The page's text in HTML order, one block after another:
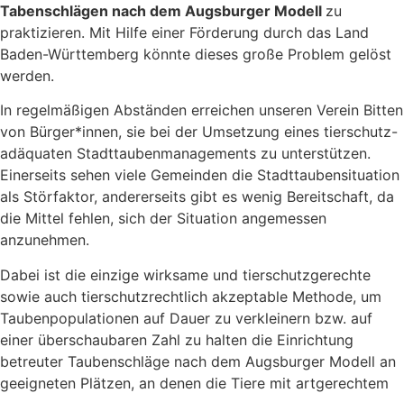
Tabenschlägen nach dem Augsburger Modell zu
praktizieren. Mit Hilfe einer Förderung durch das Land
Baden-Württemberg könnte dieses große Problem gelöst
werden.
In regelmäßigen Abständen erreichen unseren Verein Bitten
von Bürger*innen, sie bei der Umsetzung eines tierschutz-
adäquaten Stadttaubenmanagements zu unterstützen.
Einerseits sehen viele Gemeinden die Stadttaubensituation
als Störfaktor, andererseits gibt es wenig Bereitschaft, da
die Mittel fehlen, sich der Situation angemessen
anzunehmen.
Dabei ist die einzige wirksame und tierschutzgerechte
sowie auch tierschutzrechtlich akzeptable Methode, um
Taubenpopulationen auf Dauer zu verkleinern bzw. auf
einer überschaubaren Zahl zu halten die Einrichtung
betreuter Taubenschläge nach dem Augsburger Modell an
geeigneten Plätzen, an denen die Tiere mit artgerechtem